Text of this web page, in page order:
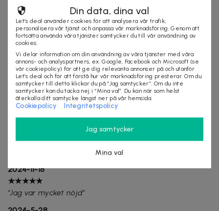
Jätte bra frisör, trevlig,kunnig. Jätte nöjd"
2025-5-27
★★★★☆
Mycket duktig på färg!"
2025-4-16
★★★★★
"Var jättenöjd!"
★★★★★
Jättenöjd. Hon var så noggrann
2024-11-18
★★★★★
"Jag var mycket nöjd"
Din data, dina val
Let’s deal använder cookies för att analysera vår trafik,
personalisera vår tjänst och anpassa vår marknadsföring. Genom att
fortsätta använda våra tjänster samtycker du till vår användning av
cookies.
Vi delar information om din användning av våra tjänster med våra
annons- och analyspartners, ex. Google, Facebook och Microsoft (se
vår cookiepolicy) för att ge dig relevanta annonser på och utanför
Let’s deal och för att förstå hur vår marknadsföring presterar. Om du
samtycker till detta klickar du på “Jag samtycker”. Om du inte
samtycker kan du tacka nej i “Mina val”. Du kan när som helst
återkalla ditt samtycke längst ner på vår hemsida.
Cookiepolicy Integritetspolicy
Jag samtycker
Mina val